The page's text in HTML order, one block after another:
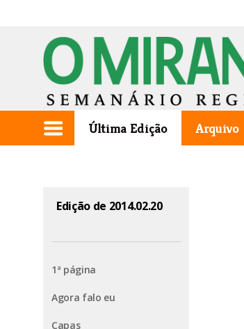
Última Edição Arquivo
Edição de 2014.02.20
1ª página
Agora falo eu
Capas